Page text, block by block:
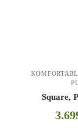
Square,